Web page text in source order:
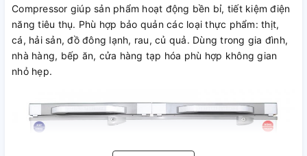
Compressor giúp sản phẩm hoạt động bền bỉ, tiết kiệm điện
năng tiêu thụ. Phù hợp bảo quản các loại thực phẩm: thịt,
cá, hải sản, đồ đông lạnh, rau, củ quả. Dùng trong gia đình,
nhà hàng, bếp ăn, cửa hàng tạp hóa phù hợp không gian
nhỏ hẹp.